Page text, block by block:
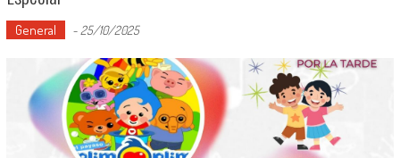
General - 25/10/2025